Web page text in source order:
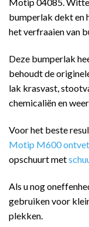
bumperlak dekt en
het verfraaien van
Deze bumperlak
behoudt de
lak krasvast,
chemicaliën en
Voor het beste
Motip M600
opschuurt met
Als u nog
gebruiken voor
plekken.